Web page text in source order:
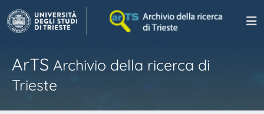
ArTS Archivio della ricerca di
Trieste